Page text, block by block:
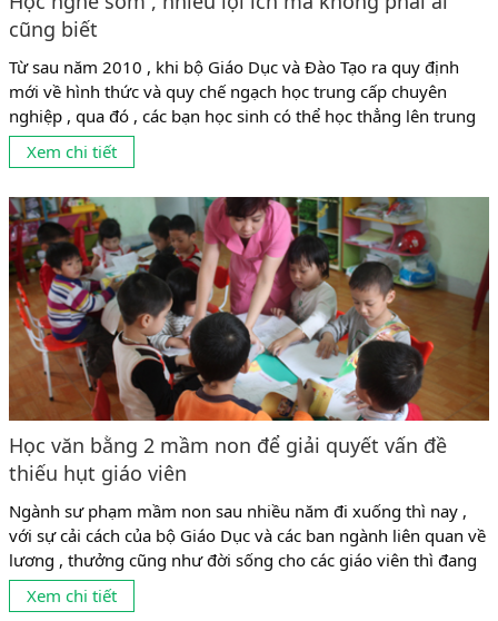
cũng biết
Từ sau năm 2010 , khi bộ Giáo Dục và Đào Tạo ra quy định
mới về hình thức và quy chế ngạch học trung cấp chuyên
nghiệp , qua đó , các bạn học sinh có thể học thẳng lên trung
cấp mà không cần phải qua trung học phổ thông thì hệ trung
cấp trở thành lựa chọn...
Xem chi tiết
Học văn bằng 2 mầm non để giải quyết vấn đề
thiếu hụt giáo viên
Ngành sư phạm mầm non sau nhiều năm đi xuống thì nay ,
với sự cải cách của bộ Giáo Dục và các ban ngành liên quan về
lương , thưởng cũng như đời sống cho các giáo viên thì đang
có dấu hiệu phát triển mạnh trở lại . Tuy nhiên , tình trạng
cung không đủ cầu ,...
Xem chi tiết